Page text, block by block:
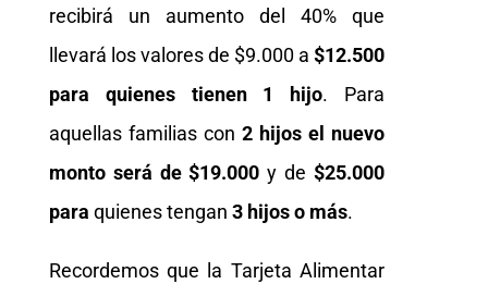
recibirá un aumento del 40% que
llevará los valores de $9.000 a$12.500
para quienes tienen 1 hijo. Para
aquellas familias con 2 hijos el nuevo
monto será de $19.000 y de$25.000
para quienes tengan 3 hijos o más.
Recordemos que la Tarjeta Alimentar